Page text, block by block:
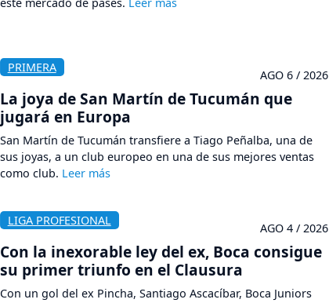
PRIMERA
AGO 6 / 2026
La joya de San Martín de Tucumán que
jugará en Europa
San Martín de Tucumán transfiere a Tiago Peñalba, una de
sus joyas, a un club europeo en una de sus mejores ventas
como club.
LIGA PROFESIONAL
AGO 4 / 2026
Con la inexorable ley del ex, Boca consigue
su primer triunfo en el Clausura
Con un gol del ex Pincha, Santiago Ascacíbar, Boca Juniors